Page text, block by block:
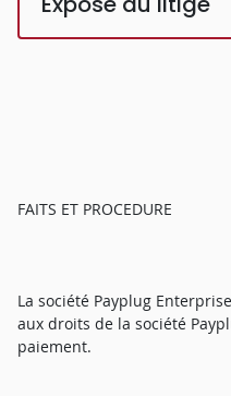
FAITS ET PROCEDURE
La société Payplug
aux droits de la société
paiement.